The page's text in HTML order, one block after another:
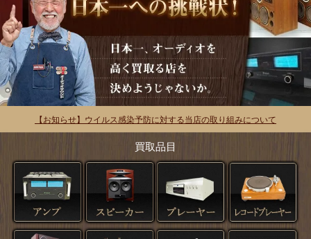
【お知らせ】ウイルス感染予防に対する当店の取り組みについて
買取品目